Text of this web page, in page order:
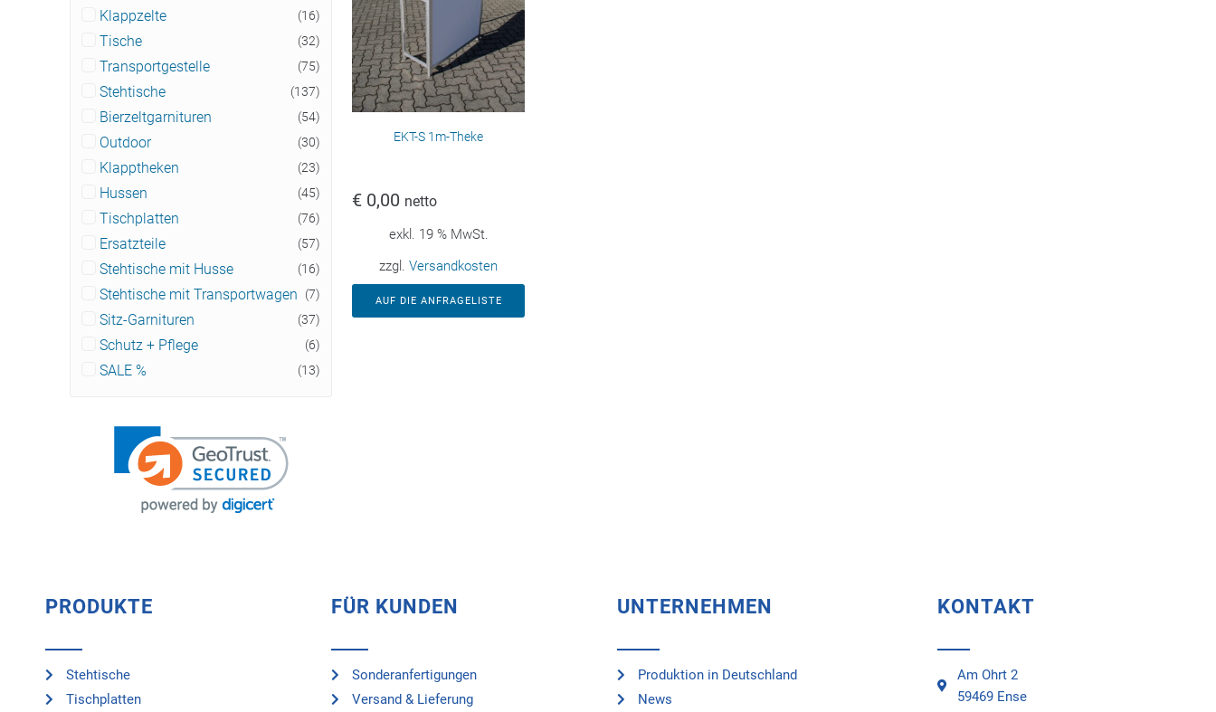
EKT-S 1m-Theke
€ 0,00 netto
exkl. 19 % MwSt.
zzgl. Versandkosten
AUF DIE ANFRAGELISTE
Klappzelte (16)
Tische (32)
Transportgestelle (75)
Stehtische (137)
Bierzeltgarnituren (54)
Outdoor (30)
Klapptheken (23)
Hussen (45)
Tischplatten (76)
Ersatzteile (57)
Stehtische mit Husse (16)
Stehtische mit Transportwagen (7)
Sitz-Garnituren (37)
Schutz + Pflege (6)
SALE % (13)
PRODUKTE
Stehtische
Tischplatten
FÜR KUNDEN
Sonderanfertigungen
Versand & Lieferung
UNTERNEHMEN
Produktion in Deutschland
News
KONTAKT
Am Ohrt 2
59469 Ense